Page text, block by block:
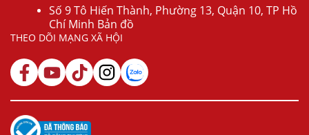
Số 9 Tô Hiến Thành, Phường 13, Quận 10, TP Hồ
Chí Minh Bản đồ
THEO DÕI MẠNG XÃ HỘI